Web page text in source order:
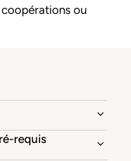
ou
requis